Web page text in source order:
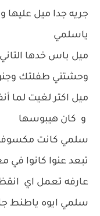
جريه جدا ميل
ياسلمي
ميل باس خدها التاني
وحشتني طفلتك
ميل اكتر لغيت لما
و كان هيبوسها
سلمي كانت مكسوفه
تبعد عنوا كانوا
عارفه تعمل اي
سلمي ايوه ياطنط